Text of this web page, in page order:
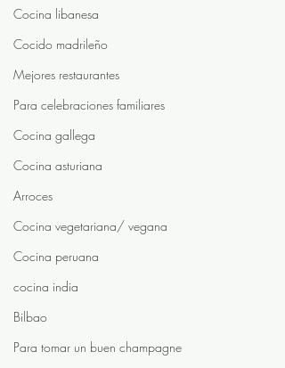
Cocina libanesa
Cocido madrileño
Mejores restaurantes
Para celebraciones familiares
Cocina gallega
Cocina asturiana
Arroces
Cocina vegetariana/ vegana
Cocina peruana
cocina india
Bilbao
Para tomar un buen champagne